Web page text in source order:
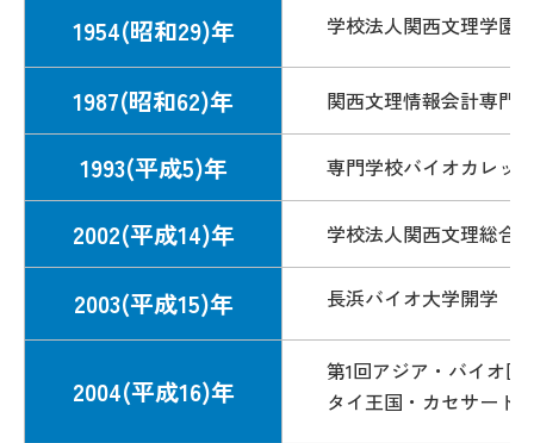
1954(昭和29)年 学校法人関西文理学園
1987(昭和62)年 関西文理情報会計専門
1993(平成5)年 専門学校バイオカレッ
2002(平成14)年 学校法人関西文理総合
2003(平成15)年 長浜バイオ大学開学（
2004(平成16)年
第1回アジア・バイオ
タイ王国・カセサート